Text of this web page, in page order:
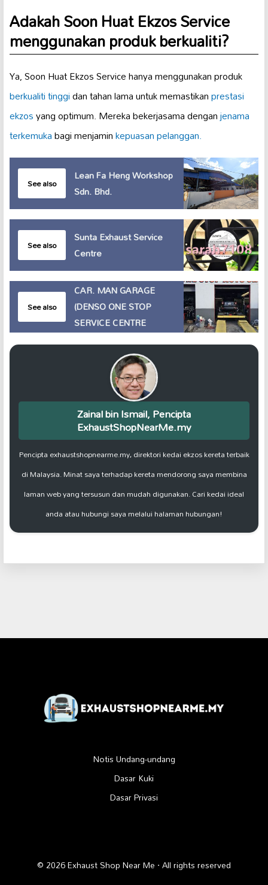
Adakah Soon Huat Ekzos Service
menggunakan produk berkualiti?
Ya, Soon Huat Ekzos Service hanya menggunakan produk
berkualiti tinggidan tahan lama untuk memastikanprestasi
ekzosyang optimum. Mereka bekerjasama denganjenama
terkemukabagi menjaminkepuasan pelanggan.
See also
Lean Fa Heng Workshop
Sdn. Bhd.
See also
Sunta Exhaust Service
Centre
See also
CAR. MAN GARAGE
(DENSO ONE STOP
SERVICE CENTRE
Zainal bin Ismail, Pencipta
ExhaustShopNearMe.my
Pencipta exhaustshopnearme.my, direktori kedai ekzos kereta terbaik
di Malaysia. Minat saya terhadap kereta mendorong saya membina
laman web yang tersusun dan mudah digunakan. Cari kedai ideal
anda atau hubungi saya melalui halaman hubungan!
Notis Undang-undang
Dasar Kuki
Dasar Privasi
© 2026 Exhaust Shop Near Me · All rights reserved